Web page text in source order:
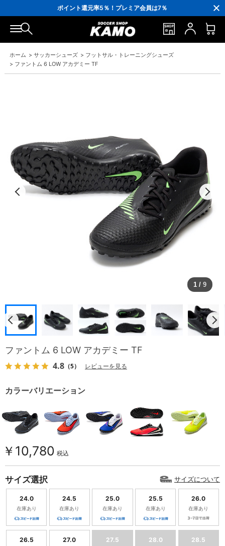
ポイント還元率5％！プレミア会員は7％
会員の方にはお誕生月に「10％OFFクーポン」プレゼント！
16,000円(税込)以上でシューズケースプレゼント！
3,300円(税込)以上で送料無料！
ホーム > サッカーシューズ > フットサル・トレーニングシューズ
> ファントム 6 LOW アカデミー TF
1 / 9
ファントム 6 LOW アカデミー TF
4.8 （5） レビューを見る
カラーバリエーション
￥10,780 税込
サイズ選択 サイズについて
24.0
在庫あり
24.5
在庫あり
25.0
在庫あり
25.5
在庫あり
26.0
在庫あり
26.5 27.0 27.5 28.0 28.5